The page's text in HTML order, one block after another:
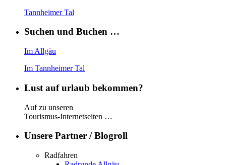
Tannheimer Tal
Suchen und Buchen …
Im Allgäu
Im Tannheimer Tal
Lust auf urlaub bekommen?
Auf zu unseren
Tourismus-Internetseiten …
Unsere Partner / Blogroll
Radfahren